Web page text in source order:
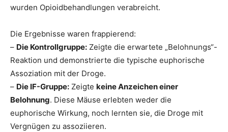
wurden Opioidbehandlungen verabreicht.
Die Ergebnisse waren frappierend:
– Die Kontrollgruppe: Zeigte die erwartete „Belohnungs“-
Reaktion und demonstrierte die typische euphorische
Assoziation mit der Droge.
– Die IF-Gruppe: Zeigte keine Anzeichen einer
Belohnung. Diese Mäuse erlebten weder die
euphorische Wirkung, noch lernten sie, die Droge mit
Vergnügen zu assoziieren.